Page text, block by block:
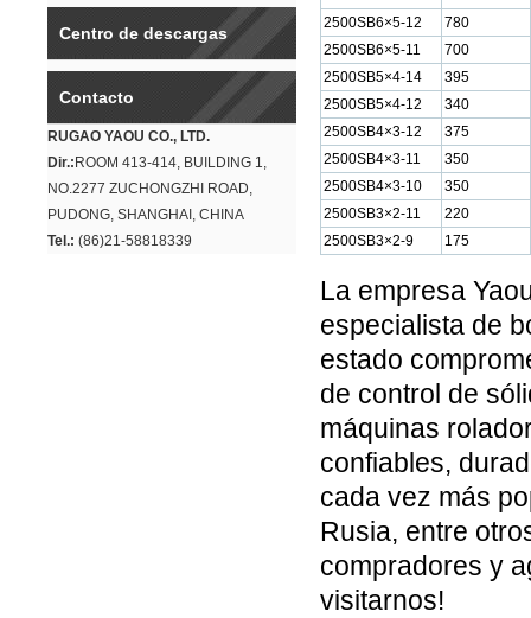
Centro de descargas
Contacto
RUGAO YAOU CO., LTD.
Dir.: ROOM 413-414, BUILDING 1,
NO.2277 ZUCHONGZHI ROAD,
PUDONG, SHANGHAI, CHINA
Tel.: (86)21-58818339
2500SB6×5-12
780
2500SB6×5-11
700
2500SB5×4-14
395
2500SB5×4-12
340
2500SB4×3-12
375
2500SB4×3-11
350
2500SB4×3-10
350
2500SB3×2-11
220
2500SB3×2-9
175
La empresa
especialista de
estado
de control de
máquinas
confiables,
cada vez más
Rusia, entre
compradores y
visitarnos!